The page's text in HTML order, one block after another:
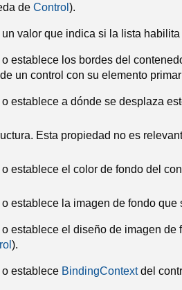
de Control ).
valor que indica si la lista
establece los bordes del
un control con su elemento
establece a dónde se desplaza
Esta propiedad no es
establece el color de fondo del
establece la imagen de fondo que
establece el diseño de imagen
).
establece BindingContextdel